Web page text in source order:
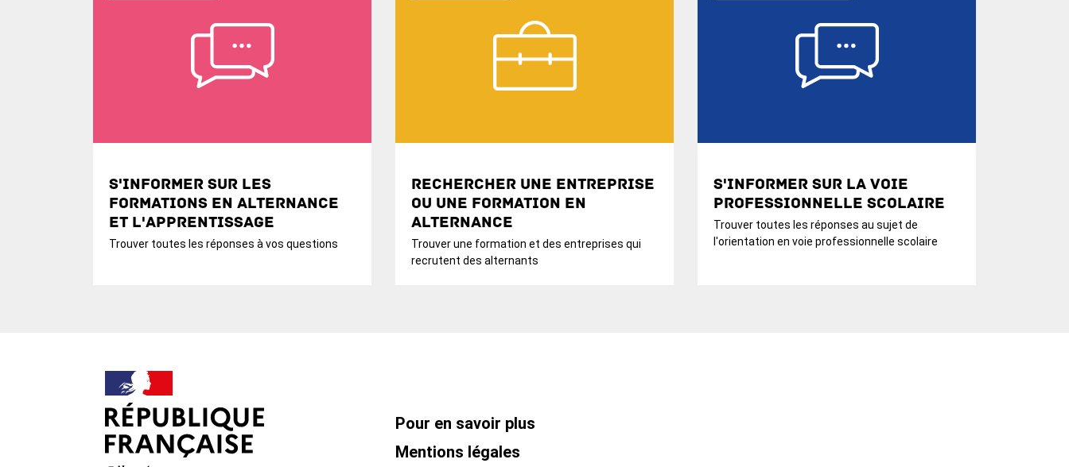
S'informer sur les
formations en alternance
et l'apprentissage
Trouver toutes les réponses à vos questions
Rechercher une entreprise
ou une formation en
alternance
Trouver une formation et des entreprises qui
recrutent des alternants
S'informer sur la voie
professionnelle scolaire
Trouver toutes les réponses au sujet de
l'orientation en voie professionnelle scolaire
Pour en savoir plus
Mentions légales